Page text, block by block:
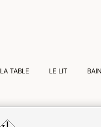
LA TABLE LE LIT